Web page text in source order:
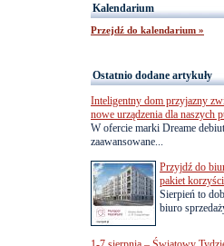
Kalendarium
Przejdź do kalendarium »
Ostatnio dodane artykuły
Inteligentny dom przyjazny
nowe urządzenia dla naszych
W ofercie marki Dreame
zaawansowane...
Przyjdź do
pakiet
Sierpień to
biuro